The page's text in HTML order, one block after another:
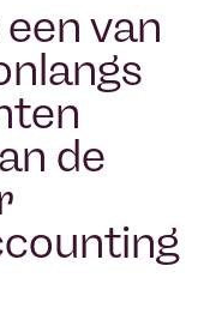
van
de